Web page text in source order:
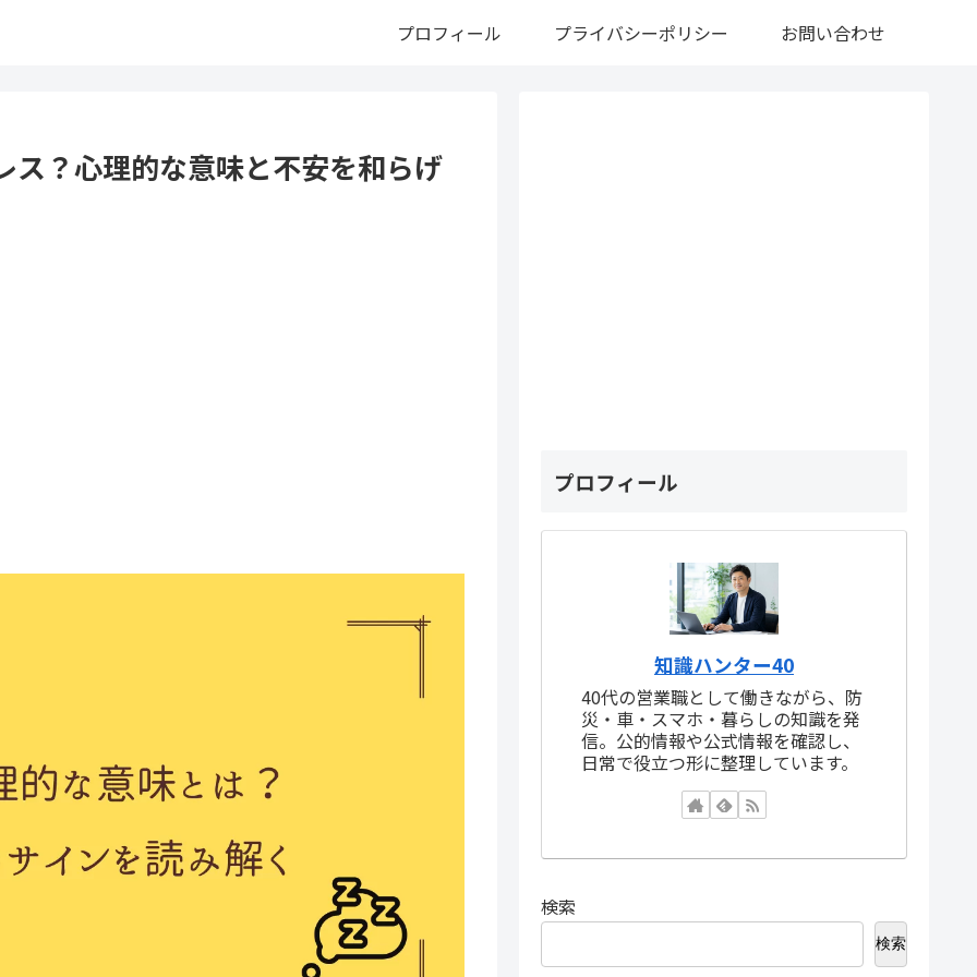
プロフィール プライバシーポリシー お問い合わせ
？心理的な意味と不安を和らげ
プロフィール
知識ハンター40
40代の営業職として働きながら、防
災・車・スマホ・暮らしの知識を発
信。公的情報や公式情報を確認し、
日常で役立つ形に整理しています。
検索
検索